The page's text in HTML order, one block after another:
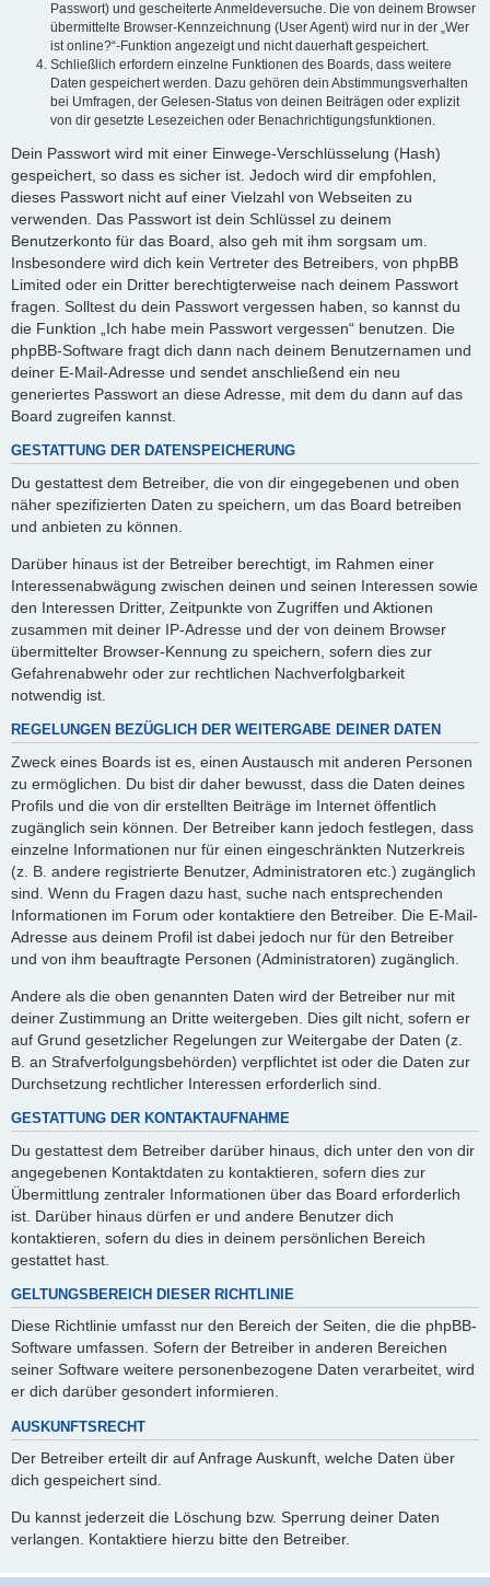
Passwort) und gescheiterte Anmeldeversuche. Die von deinem Browser
übermittelte Browser-Kennzeichnung (User Agent) wird nur in der „Wer
ist online?“-Funktion angezeigt und nicht dauerhaft gespeichert.
Schließlich erfordern einzelne Funktionen des Boards, dass weitere
Daten gespeichert werden. Dazu gehören dein Abstimmungsverhalten
bei Umfragen, der Gelesen-Status von deinen Beiträgen oder explizit
von dir gesetzte Lesezeichen oder Benachrichtigungsfunktionen.
Dein Passwort wird mit einer Einwege-Verschlüsselung (Hash)
gespeichert, so dass es sicher ist. Jedoch wird dir empfohlen,
dieses Passwort nicht auf einer Vielzahl von Webseiten zu
verwenden. Das Passwort ist dein Schlüssel zu deinem
Benutzerkonto für das Board, also geh mit ihm sorgsam um.
Insbesondere wird dich kein Vertreter des Betreibers, von phpBB
Limited oder ein Dritter berechtigterweise nach deinem Passwort
fragen. Solltest du dein Passwort vergessen haben, so kannst du
die Funktion „Ich habe mein Passwort vergessen“ benutzen. Die
phpBB-Software fragt dich dann nach deinem Benutzernamen und
deiner E-Mail-Adresse und sendet anschließend ein neu
generiertes Passwort an diese Adresse, mit dem du dann auf das
Board zugreifen kannst.
GESTATTUNG DER DATENSPEICHERUNG
Du gestattest dem Betreiber, die von dir eingegebenen und oben
näher spezifizierten Daten zu speichern, um das Board betreiben
und anbieten zu können.
Darüber hinaus ist der Betreiber berechtigt, im Rahmen einer
Interessenabwägung zwischen deinen und seinen Interessen sowie
den Interessen Dritter, Zeitpunkte von Zugriffen und Aktionen
zusammen mit deiner IP-Adresse und der von deinem Browser
übermittelter Browser-Kennung zu speichern, sofern dies zur
Gefahrenabwehr oder zur rechtlichen Nachverfolgbarkeit
notwendig ist.
REGELUNGEN BEZÜGLICH DER WEITERGABE DEINER DATEN
Zweck eines Boards ist es, einen Austausch mit anderen Personen
zu ermöglichen. Du bist dir daher bewusst, dass die Daten deines
Profils und die von dir erstellten Beiträge im Internet öffentlich
zugänglich sein können. Der Betreiber kann jedoch festlegen, dass
einzelne Informationen nur für einen eingeschränkten Nutzerkreis
(z. B. andere registrierte Benutzer, Administratoren etc.) zugänglich
sind. Wenn du Fragen dazu hast, suche nach entsprechenden
Informationen im Forum oder kontaktiere den Betreiber. Die E-Mail-
Adresse aus deinem Profil ist dabei jedoch nur für den Betreiber
und von ihm beauftragte Personen (Administratoren) zugänglich.
Andere als die oben genannten Daten wird der Betreiber nur mit
deiner Zustimmung an Dritte weitergeben. Dies gilt nicht, sofern er
auf Grund gesetzlicher Regelungen zur Weitergabe der Daten (z.
B. an Strafverfolgungsbehörden) verpflichtet ist oder die Daten zur
Durchsetzung rechtlicher Interessen erforderlich sind.
GESTATTUNG DER KONTAKTAUFNAHME
Du gestattest dem Betreiber darüber hinaus, dich unter den von dir
angegebenen Kontaktdaten zu kontaktieren, sofern dies zur
Übermittlung zentraler Informationen über das Board erforderlich
ist. Darüber hinaus dürfen er und andere Benutzer dich
kontaktieren, sofern du dies in deinem persönlichen Bereich
gestattet hast.
GELTUNGSBEREICH DIESER RICHTLINIE
Diese Richtlinie umfasst nur den Bereich der Seiten, die die phpBB-
Software umfassen. Sofern der Betreiber in anderen Bereichen
seiner Software weitere personenbezogene Daten verarbeitet, wird
er dich darüber gesondert informieren.
AUSKUNFTSRECHT
Der Betreiber erteilt dir auf Anfrage Auskunft, welche Daten über
dich gespeichert sind.
Du kannst jederzeit die Löschung bzw. Sperrung deiner Daten
verlangen. Kontaktiere hierzu bitte den Betreiber.